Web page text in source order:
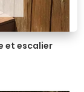
et escalier